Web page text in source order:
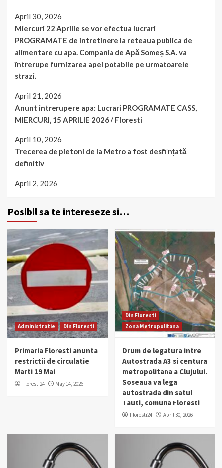
April 30, 2026
Miercuri 22 Aprilie se vor efectua lucrari
PROGRAMATE de intretinere la reteaua publica de
alimentare cu apa. Compania de Apă Someș S.A. va
întrerupe furnizarea apei potabile pe urmatoarele
strazi.
April 21, 2026
Anunt intrerupere apa: Lucrari PROGRAMATE CASS,
MIERCURI, 15 APRILIE 2026 / Floresti
April 10, 2026
Trecerea de pietoni de la Metro a fost desființată
definitiv
April 2, 2026
Posibil sa te intereseze si…
Administratie Din Floresti
Primaria Floresti anunta
restrictii de circulatie
Marti 19 Mai
Floresti24 May 14, 2026
Din Floresti
Zona Metropolitana
Drum de legatura intre
Autostrada A3 si centura
metropolitana a Clujului.
Soseaua va lega
autostrada din satul
Tauti, comuna Floresti
Floresti24 April 30, 2026